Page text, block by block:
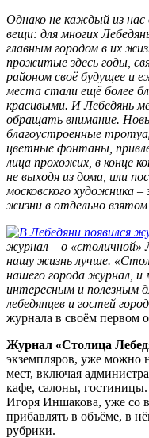
Однако не каждый из нас
вещи: для многих
главным городом в их
прожитые здесь годы,
районом своё будущее и
места стали ещё более
красивыми. И Лебедянь
обращать внимание.
благоустроенные
цветные фонтаны,
лица прохожих, в конце
не выходя из дома, или
московского художника
жизни в отдельно взятом
журнал – о «столичной»
нашу жизнь лучше.
нашего города журнал,
интересным и полезным
лебедянцев и гостей
журнала в своём первом
Журнал «Столица
экземпляров, уже можно
мест, включая
кафе, салоны,
Игоря Иншакова, уже со
прибавлять в объёме, в
рубрики.